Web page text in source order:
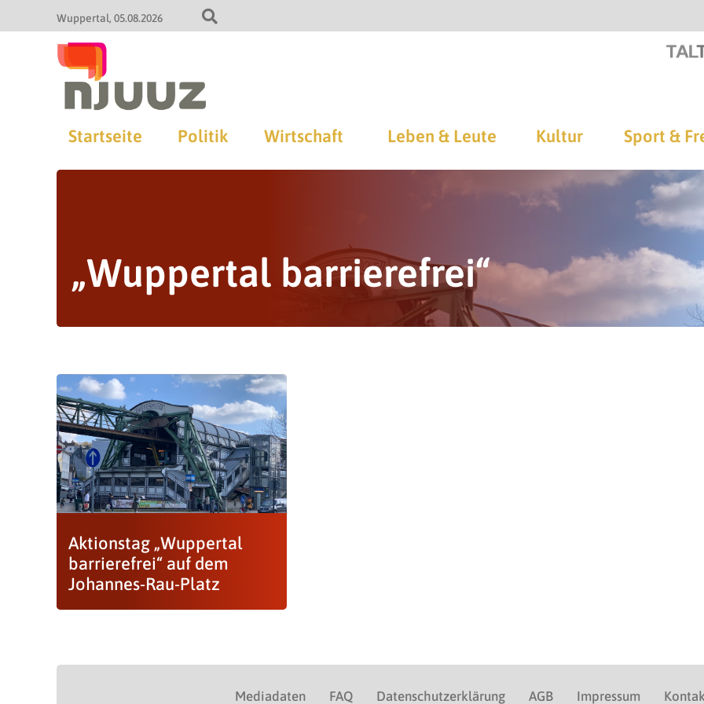
Wuppertal 05.08.2026
Startseite Politik Wirtschaft Leben & Leute Kultur Sport &
„Wuppertal barrierefrei“
Aktionstag „Wuppertal
barrierefrei“ auf dem
Johannes-Rau-Platz
Mediadaten FAQ Datenschutzerklärung AGB Impressum